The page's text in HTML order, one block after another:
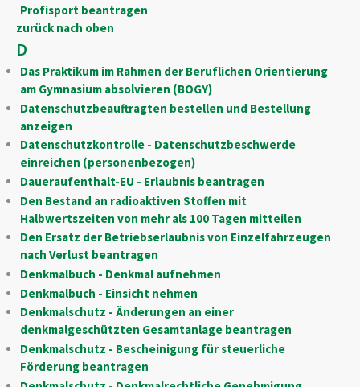
Profisport beantragen
zurück nach oben
D
Das Praktikum im Rahmen der Beruflichen Orientierung
am Gymnasium absolvieren (BOGY)
Datenschutzbeauftragten bestellen und Bestellung
anzeigen
Datenschutzkontrolle - Datenschutzbeschwerde
einreichen (personenbezogen)
Daueraufenthalt-EU - Erlaubnis beantragen
Den Bestand an radioaktiven Stoffen mit
Halbwertszeiten von mehr als 100 Tagen mitteilen
Den Ersatz der Betriebserlaubnis von Einzelfahrzeugen
nach Verlust beantragen
Denkmalbuch - Denkmal aufnehmen
Denkmalbuch - Einsicht nehmen
Denkmalschutz - Änderungen an einer
denkmalgeschützten Gesamtanlage beantragen
Denkmalschutz - Bescheinigung für steuerliche
Förderung beantragen